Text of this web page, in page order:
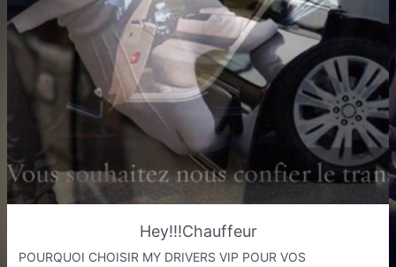
Hey!!!Chauffeur
POURQUOI CHOISIR MY DRIVERS VIP POUR VOS